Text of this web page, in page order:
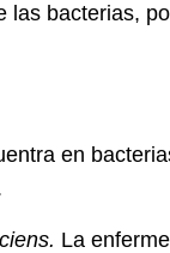
bacterias,
en
La